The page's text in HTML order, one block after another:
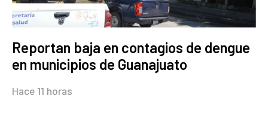
Reportan baja en contagios de dengue
en municipios de Guanajuato
Hace 11 horas